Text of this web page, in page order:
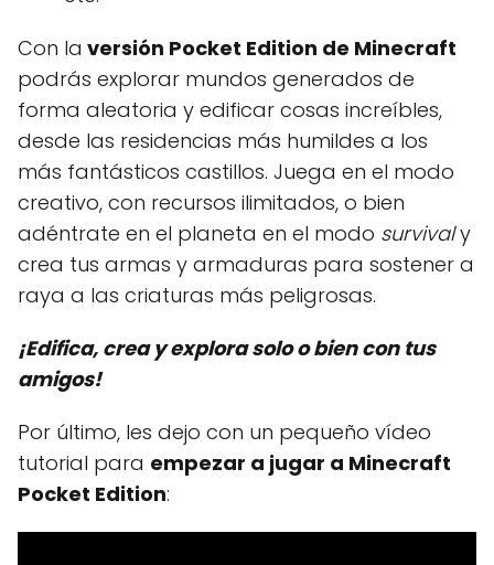
Con la versión Pocket Edition de Minecraft
podrás explorar mundos generados de
forma aleatoria y edificar cosas increíbles,
desde las residencias más humildes a los
más fantásticos castillos. Juega en el modo
creativo, con recursos ilimitados, o bien
adéntrate en el planeta en el modo survivaly
crea tus armas y armaduras para sostener a
raya a las criaturas más peligrosas.
¡Edifica, crea y explora solo o bien con tus
amigos!
Por último, les dejo con un pequeño vídeo
tutorial para empezar a jugar a Minecraft
Pocket Edition: